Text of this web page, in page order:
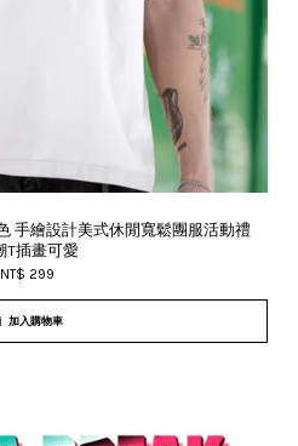
手繪設計美式休閒寬鬆團服活動禮
T插畫可愛
NT$ 299
加入購物車